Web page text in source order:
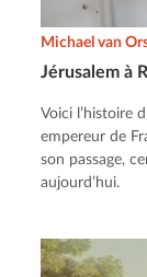
Jérusalem à
Michael van
Voici l’histoire
empereur de
son passage,
aujourd’hui.